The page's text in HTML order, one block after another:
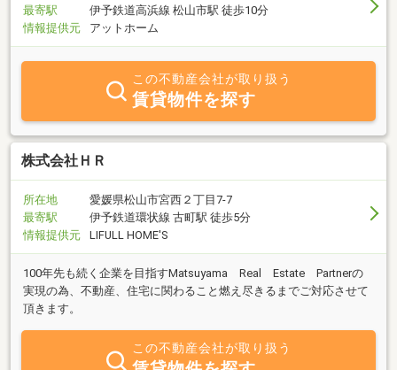
最寄駅
伊予鉄道高浜線 松山市駅 徒歩10分
情報提供元
アットホーム
この不動産会社が取り扱う
賃貸物件を探す
株式会社ＨＲ
所在地
愛媛県松山市宮西２丁目7-7
最寄駅
伊予鉄道環状線 古町駅 徒歩5分
情報提供元
LIFULL HOME'S
100年先も続く企業を目指すMatsuyama Real Estate Partnerの
実現の為、不動産、住宅に関わること燃え尽きるまでご対応させて
頂きます。
この不動産会社が取り扱う